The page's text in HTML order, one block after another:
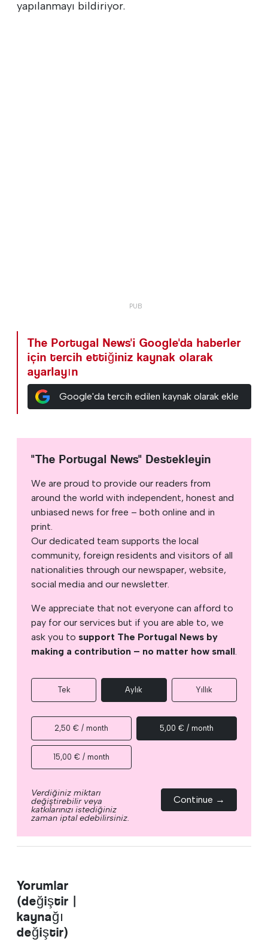
yapılanmayı bildiriyor.
The Portugal News'i Google'da haberler
için tercih ettiğiniz kaynak olarak
ayarlayın
Google'da tercih edilen kaynak olarak ekle
"The Portugal News" Destekleyin
We are proud to provide our readers from
around the world with independent, honest and
unbiased news for free – both online and in
print.
Our dedicated team supports the local
community, foreign residents and visitors of all
nationalities through our newspaper, website,
social media and our newsletter.
We appreciate that not everyone can afford to
pay for our services but if you are able to, we
ask you to support The Portugal News by
making a contribution – no matter how small.
Tek Aylık Yıllık
2,50 € / month 5,00 € / month
15,00 € / month
Verdiğiniz miktarı
değiştirebilir veya
katkılarınızı istediğiniz
zaman iptal edebilirsiniz.
Continue →
Yorumlar
(değiştir |
kaynağı
değiştir)